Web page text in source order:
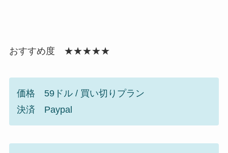
おすすめ度 ★★★★★
価格 59ドル / 買い切りプラン
決済 Paypal